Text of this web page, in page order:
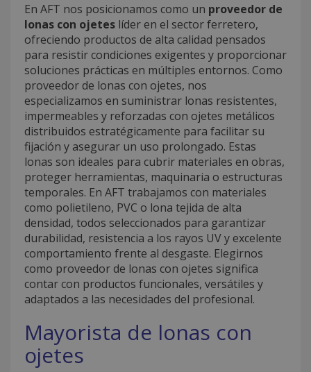
En AFT nos posicionamos como un proveedor de
lonas con ojetes líder en el sector ferretero,
ofreciendo productos de alta calidad pensados
para resistir condiciones exigentes y proporcionar
soluciones prácticas en múltiples entornos. Como
proveedor de lonas con ojetes, nos
especializamos en suministrar lonas resistentes,
impermeables y reforzadas con ojetes metálicos
distribuidos estratégicamente para facilitar su
fijación y asegurar un uso prolongado. Estas
lonas son ideales para cubrir materiales en obras,
proteger herramientas, maquinaria o estructuras
temporales. En AFT trabajamos con materiales
como polietileno, PVC o lona tejida de alta
densidad, todos seleccionados para garantizar
durabilidad, resistencia a los rayos UV y excelente
comportamiento frente al desgaste. Elegirnos
como proveedor de lonas con ojetes significa
contar con productos funcionales, versátiles y
adaptados a las necesidades del profesional.
Mayorista de lonas con
ojetes